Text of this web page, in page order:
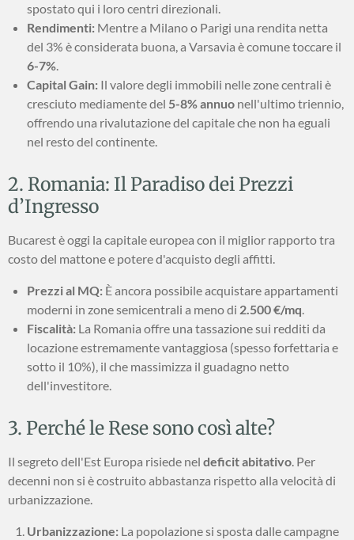
spostato qui i loro centri direzionali.
Rendimenti: Mentre a Milano o Parigi una rendita netta
del 3% è considerata buona, a Varsavia è comune toccare il
6-7%.
Capital Gain: Il valore degli immobili nelle zone centrali è
cresciuto mediamente del 5-8% annuo nell'ultimo triennio,
offrendo una rivalutazione del capitale che non ha eguali
nel resto del continente.
2. Romania: Il Paradiso dei Prezzi
d’Ingresso
Bucarest è oggi la capitale europea con il miglior rapporto tra
costo del mattone e potere d'acquisto degli affitti.
Prezzi al MQ: È ancora possibile acquistare appartamenti
moderni in zone semicentrali a meno di 2.500 €/mq.
Fiscalità: La Romania offre una tassazione sui redditi da
locazione estremamente vantaggiosa (spesso forfettaria e
sotto il 10%), il che massimizza il guadagno netto
dell'investitore.
3. Perché le Rese sono così alte?
Il segreto dell'Est Europa risiede nel deficit abitativo. Per
decenni non si è costruito abbastanza rispetto alla velocità di
urbanizzazione.
Urbanizzazione: La popolazione si sposta dalle campagne